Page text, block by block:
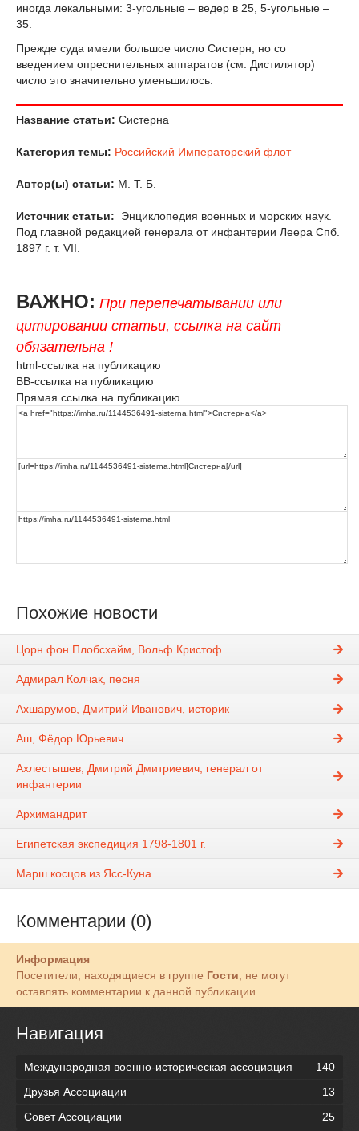
иногда лекальными: 3-угольные – ведер в 25, 5-угольные –
35.
Прежде суда имели большое число Систерн, но со
введением опреснительных аппаратов (см. Дистилятор)
число это значительно уменьшилось.
Название статьи: Систерна
Категория темы: Российский Императорский флот
Автор(ы) статьи: М. Т. Б.
Источник статьи:
Энциклопедия военных и морских наук.
Под главной редакцией генерала от инфантерии Леера Спб.
1897 г. т. VII.
ВАЖНО: При перепечатывании или
цитировании статьи, ссылка на сайт
обязательна !
html-ссылка на публикацию
BB-ссылка на публикацию
Прямая ссылка на публикацию
Похожие новости
Цорн фон Плобсхайм, Вольф Кристоф
Адмирал Колчак, песня
Ахшарумов, Дмитрий Иванович, историк
Аш, Фёдор Юрьевич
Ахлестышев, Дмитрий Дмитриевич, генерал от
инфантерии
Архимандрит
Египетская экспедиция 1798-1801 г.
Марш косцов из Ясс-Куна
Комментарии (0)
Информация
Посетители, находящиеся в группе Гости , не могут
оставлять комментарии к данной публикации.
Навигация
Международная военно-историческая ассоциация
140
Друзья Ассоциации
13
Совет Ассоциации
25